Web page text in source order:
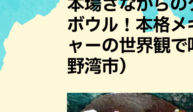
ブ
ボウル！本格メ
ャーの世界観
野湾市）